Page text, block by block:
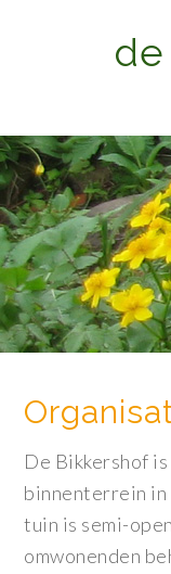
De Bikkershof
binnenterrein
tuin is semi-
omwonenden